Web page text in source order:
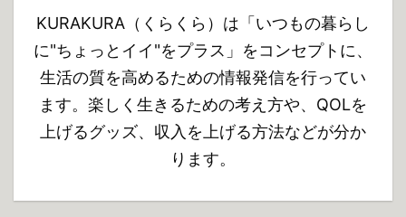
KURAKURA（くらくら）は「いつもの暮らし
に"ちょっとイイ"をプラス」をコンセプトに、
生活の質を高めるための情報発信を行ってい
ます。楽しく生きるための考え方や、QOLを
上げるグッズ、収入を上げる方法などが分か
ります。